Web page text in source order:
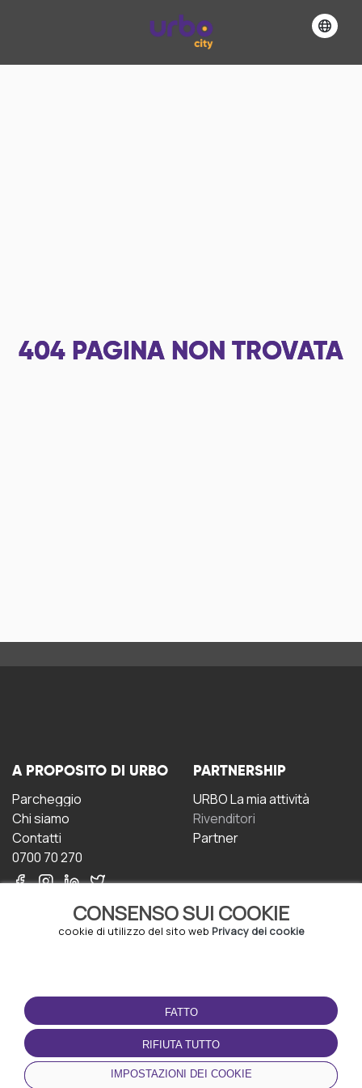
404 PAGINA NON TROVATA
CONSENSO SUI COOKIE
cookie di utilizzo del sito web Privacy dei cookie
FATTO
RIFIUTA TUTTO
IMPOSTAZIONI DEI COOKIE
A PROPOSITO DI URBO
Parcheggio
Chi siamo
Contatti
0700 70 270
PARTNERSHIP
URBO La mia attività
Rivenditori
Partner
CONDIZIONI D'USO
Termini e Condizioni
Politica sulla riservatezza
Gestione dei Cookie
SCARICA L'APP